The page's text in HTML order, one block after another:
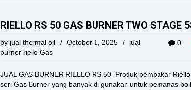
RIELLO RS 50 GAS BURNER TWO STAGE
0
by jual thermal oil / October 1, 2025 /
jual
burner riello Gas
JUAL GAS BURNER RIELLO RS 50 Produk pembakar
seri Gas Burner yang banyak di gunakan untuk pemanas